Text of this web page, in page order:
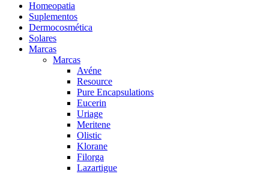
Homeopatia
Suplementos
Dermocosmética
Solares
Marcas
Marcas
Avéne
Resource
Pure Encapsulations
Eucerin
Uriage
Meritene
Olistic
Klorane
Filorga
Lazartigue